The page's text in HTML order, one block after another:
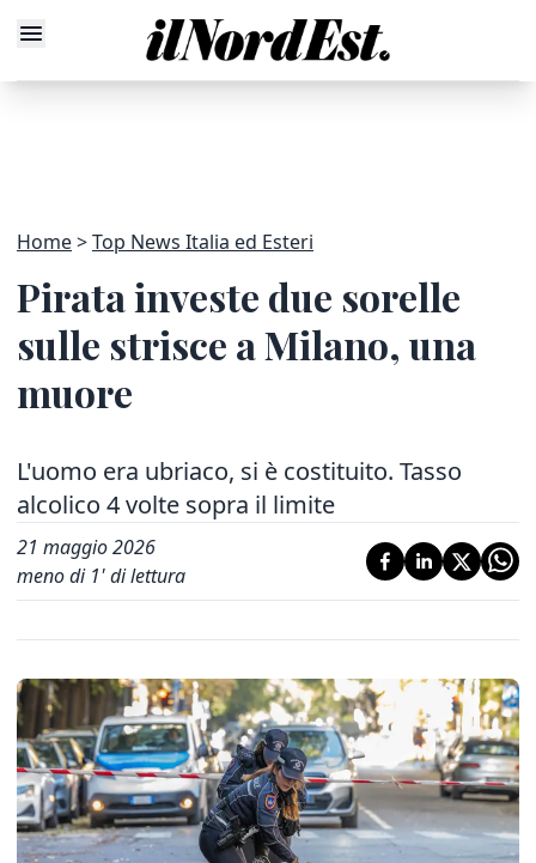
Home Top News Italia ed Esteri
Pirata investe due sorelle
sulle strisce a Milano, una
muore
L'uomo era ubriaco, si è costituito. Tasso
alcolico 4 volte sopra il limite
21 maggio 2026
meno di 1' di lettura